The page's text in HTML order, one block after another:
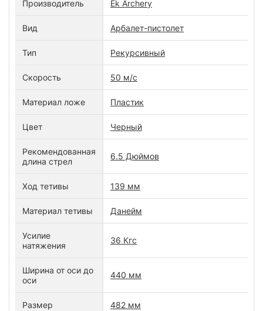
Производитель Ek Archery
Вид Арбалет-пистолет
Тип Рекурсивный
Скорость 50 м/с
Материал ложе Пластик
Цвет Черный
Рекомендованная
длина стрел
6.5 Дюймов
Ход тетивы 139 мм
Материал тетивы Данейм
Усилие
натяжения
36 Кгс
Ширина от оси до
оси
440 мм
Размер 482 мм